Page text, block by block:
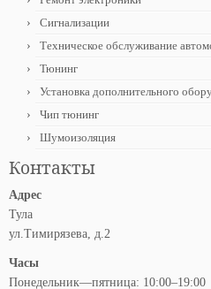
Сигнализации
Техническое обслуживание
Тюнинг
Установка дополнительного
Чип тюнинг
Шумоизоляция
Контакты
Адрес
Тула
ул.Тимирязева, д.2
Часы
Понедельник—пятница: 10:00–19:00